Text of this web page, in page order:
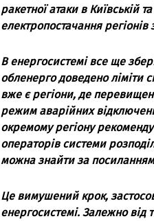
ракетної атаки в Київськiй
електропостачання
В енергосистемi все ще
обленерго доведено лiмiти
вже є регiони, де
режим аварiйних
окремому регiону
операторiв системи
можна знайти за
Це вимушений крок,
енергосистемi. Залежно вiд